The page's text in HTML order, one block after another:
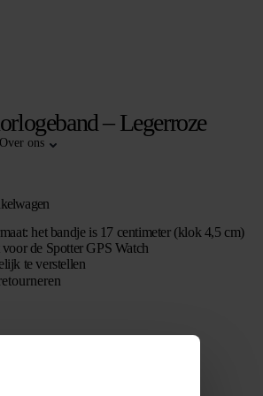
Over ons
– Legerroze
het bandje is 17 centimeter (klok 4,5 cm)
de Spotter GPS Watch
te verstellen